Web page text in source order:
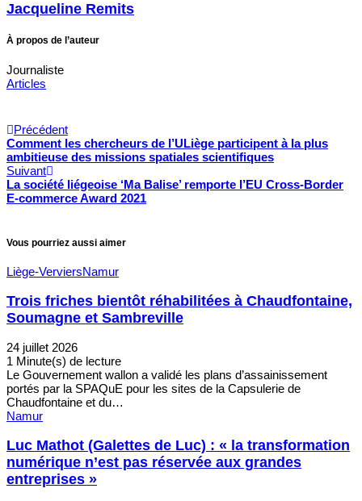
Jacqueline Remits
À propos de l’auteur
Journaliste
Articles
Précédent
Comment les chercheurs de l’ULiège participent à la plus
ambitieuse des missions spatiales scientifiques
Suivant
La société liégeoise ‘Ma Balise’ remporte l’EU Cross-Border
E-commerce Award 2021
Vous pourriez aussi aimer
Liège-VerviersNamur
Trois friches bientôt réhabilitées à Chaudfontaine,
Soumagne et Sambreville
24 juillet 2026
1 Minute(s) de lecture
Le Gouvernement wallon a validé les plans d’assainissement
portés par la SPAQuE pour les sites de la Capsulerie de
Chaudfontaine et du…
Namur
Luc Mathot (Galettes de Luc) : « la transformation
numérique n’est pas réservée aux grandes
entreprises »